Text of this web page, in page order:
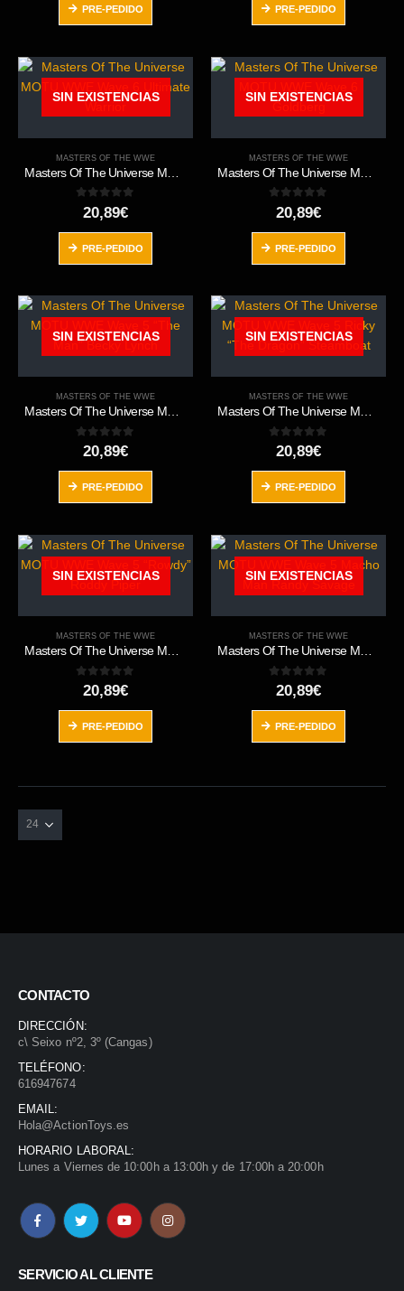
PRE-PEDIDO PRE-PEDIDO
SIN EXISTENCIAS
MASTERS OF THE WWE
out of 5
20,89€
PRE-PEDIDO
SIN EXISTENCIAS
MASTERS OF THE WWE
out of 5
20,89€
PRE-PEDIDO
SIN EXISTENCIAS
MASTERS OF THE WWE
Masters Of The Universe MOTU WWE Wave 5 “The Man” Becky Lynch
out of 5
20,89€
PRE-PEDIDO
SIN EXISTENCIAS
MASTERS OF THE WWE
Masters Of The Universe MOTU WWE Wave 5 Ricky “The Dragon” Steamboat
out of 5
20,89€
PRE-PEDIDO
SIN EXISTENCIAS
MASTERS OF THE WWE
Masters Of The Universe MOTU WWE Wave 5 “Rowdy” Roddy Piper
out of 5
20,89€
PRE-PEDIDO
SIN EXISTENCIAS
MASTERS OF THE WWE
Masters Of The Universe MOTU WWE Wave 5 Macho Man Randy Savage
out of 5
20,89€
PRE-PEDIDO
CONTACTO
DIRECCIÓN:
c\ Seixo nº2, 3º (Cangas)
TELÉFONO:
616947674
EMAIL:
Hola@ActionToys.es
HORARIO LABORAL:
Lunes a Viernes de 10:00h a 13:00h y de 17:00h a 20:00h
SERVICIO AL CLIENTE